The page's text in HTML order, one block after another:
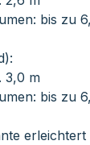
bis zu
3,0 m
bis zu